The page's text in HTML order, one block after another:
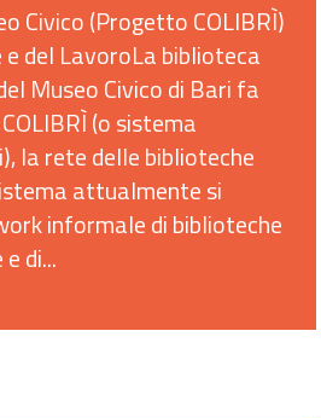
Civico (Progetto COLIBRÌ)
del LavoroLa biblioteca
Museo Civico di Bari fa
(o sistema
la rete delle biblioteche
attualmente si
informale di biblioteche
di...